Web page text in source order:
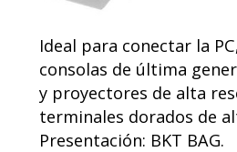
Ideal para conectar la
consolas de última
y proyectores de alta
terminales dorados de
Presentación: BKT BAG.